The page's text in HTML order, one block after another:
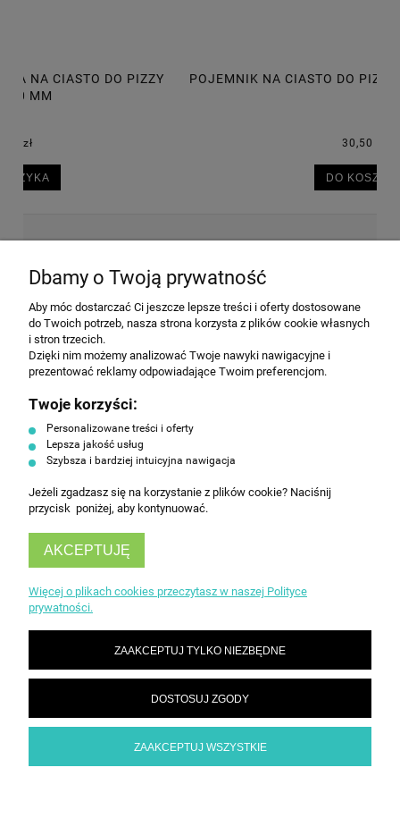
POJEMNIK NA CIASTO DO PIZZY 600X400X75 MM, 14L
Wyrażam zgodę na przesyłanie informacji
handlowej na poniższy adres email. Więcej w
ZAPISZ SIĘ
Dbamy o Twoją prywatność
Aby móc dostarczać Ci jeszcze lepsze treści i oferty dostosowane
do Twoich potrzeb, nasza strona korzysta z plików cookie własnych
i stron trzecich.
Dzięki nim możemy analizować Twoje nawyki nawigacyjne i
prezentować reklamy odpowiadające Twoim preferencjom.
Twoje korzyści:
Personalizowane treści i oferty
Lepsza jakość usług
Szybsza i bardziej intuicyjna nawigacja
Jeżeli zgadzasz się na korzystanie z plików cookie? Naciśnij
przycisk poniżej, aby kontynuować.
AKCEPTUJĘ
Więcej o plikach cookies przeczytasz w naszej Polityce
prywatności.
ZAAKCEPTUJ TYLKO NIEZBĘDNE
DOSTOSUJ ZGODY
ZAAKCEPTUJ WSZYSTKIE